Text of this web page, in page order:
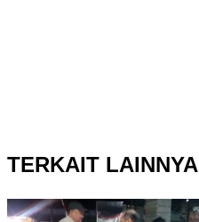
TERKAIT LAINNYA